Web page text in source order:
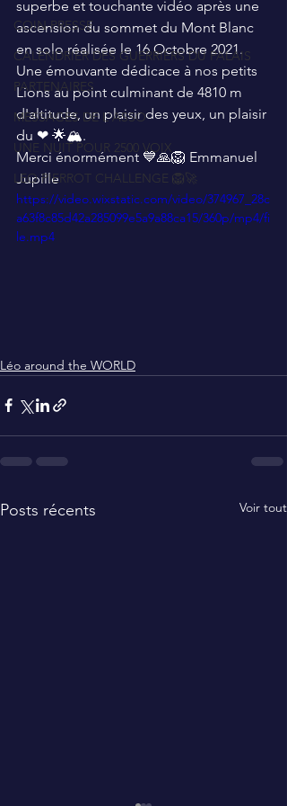
COIN PRESSE
CALENDRIER DES GUERRIERS DU PALAIS
PARTENAIRES
MESSAGES DE L'ASSO
UNE NUIT POUR 2500 VOIX
LEO PIERROT CHALLENGE 🦁🚀
superbe et touchante vidéo après une
ascension du sommet du Mont Blanc
en solo réalisée le 16 Octobre 2021.
Une émouvante dédicace à nos petits
Lions au point culminant de 4810 m
d'altitude, un plaisir des yeux, un plaisir
du ❤ 🌟🏔.
Merci énormément 💙🙏🦁 Emmanuel
Jupille
https://video.wixstatic.com/video/374967_28c
a63f8c85d42a285099e5a9a88ca15/360p/mp4/fi
le.mp4
Léo around the WORLD
Posts récents Voir tout